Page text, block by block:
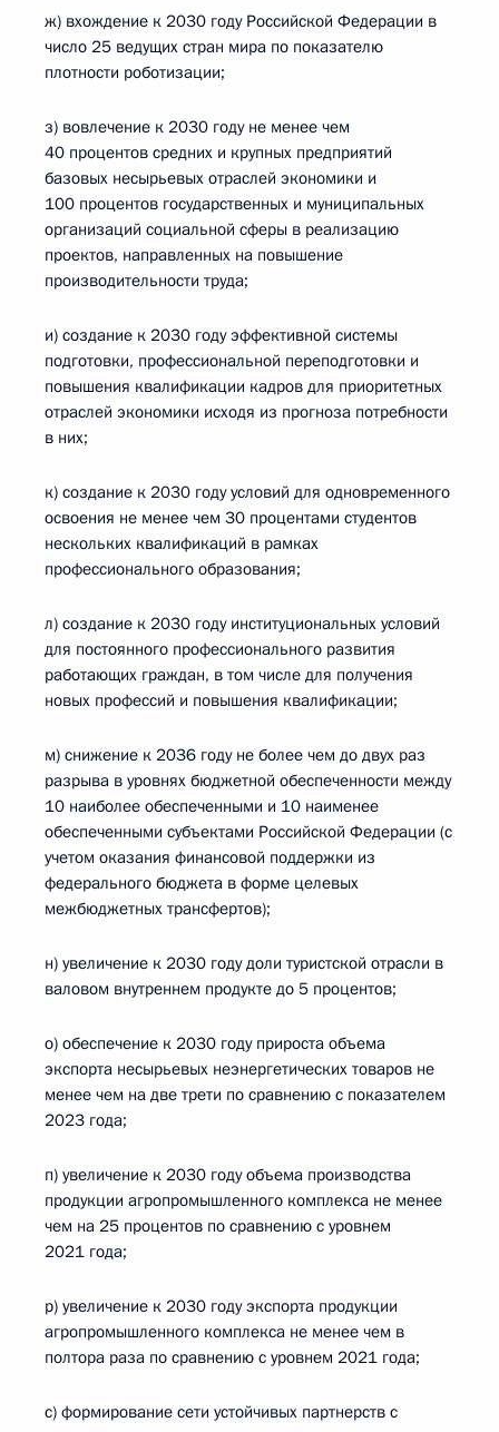
ж) вхождение к 2030 году Российской Федерации в
число 25 ведущих стран мира по показателю
плотности роботизации;
з) вовлечение к 2030 году не менее чем
40 процентов средних и крупных предприятий
базовых несырьевых отраслей экономики и
100 процентов государственных и муниципальных
организаций социальной сферы в реализацию
проектов, направленных на повышение
производительности труда;
и) создание к 2030 году эффективной системы
подготовки, профессиональной переподготовки и
повышения квалификации кадров для приоритетных
отраслей экономики исходя из прогноза потребности
в них;
к) создание к 2030 году условий для одновременного
освоения не менее чем 30 процентами студентов
нескольких квалификаций в рамках
профессионального образования;
л) создание к 2030 году институциональных условий
для постоянного профессионального развития
работающих граждан, в том числе для получения
новых профессий и повышения квалификации;
м) снижение к 2036 году не более чем до двух раз
разрыва в уровнях бюджетной обеспеченности между
10 наиболее обеспеченными и 10 наименее
обеспеченными субъектами Российской Федерации (с
учетом оказания финансовой поддержки из
федерального бюджета в форме целевых
межбюджетных трансфертов);
н) увеличение к 2030 году доли туристской отрасли в
валовом внутреннем продукте до 5 процентов;
о) обеспечение к 2030 году прироста объема
экспорта несырьевых неэнергетических товаров не
менее чем на две трети по сравнению с показателем
2023 года;
п) увеличение к 2030 году объема производства
продукции агропромышленного комплекса не менее
чем на 25 процентов по сравнению с уровнем
2021 года;
р) увеличение к 2030 году экспорта продукции
агропромышленного комплекса не менее чем в
полтора раза по сравнению с уровнем 2021 года;
с) формирование сети устойчивых партнерств с